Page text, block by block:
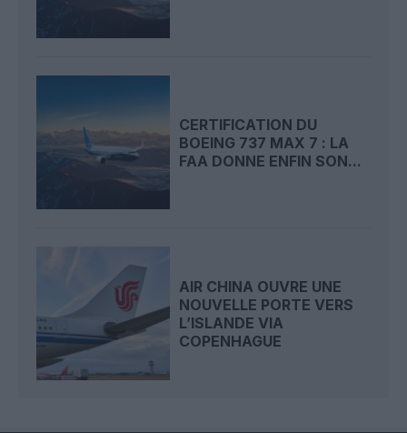
CERTIFICATION DU
BOEING 737 MAX 7 : LA
FAA DONNE ENFIN SON...
AIR CHINA OUVRE UNE
NOUVELLE PORTE VERS
L’ISLANDE VIA
COPENHAGUE